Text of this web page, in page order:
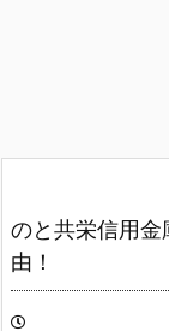
のと共栄信用
由！